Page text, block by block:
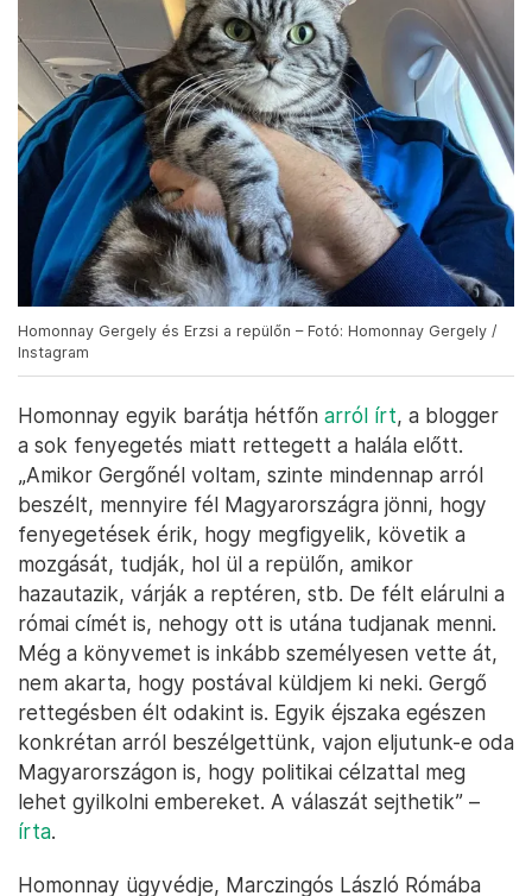
Homonnay Gergely és Erzsi a repülőn – Fotó: Homonnay Gergely /
Instagram
Homonnay egyik barátja hétfőn arról írt, a blogger
a sok fenyegetés miatt rettegett a halála előtt.
„Amikor Gergőnél voltam, szinte mindennap arról
beszélt, mennyire fél Magyarországra jönni, hogy
fenyegetések érik, hogy megfigyelik, követik a
mozgását, tudják, hol ül a repülőn, amikor
hazautazik, várják a reptéren, stb. De félt elárulni a
római címét is, nehogy ott is utána tudjanak menni.
Még a könyvemet is inkább személyesen vette át,
nem akarta, hogy postával küldjem ki neki. Gergő
rettegésben élt odakint is. Egyik éjszaka egészen
konkrétan arról beszélgettünk, vajon eljutunk-e oda
Magyarországon is, hogy politikai célzattal meg
lehet gyilkolni embereket. A válaszát sejthetik” –
írta.
Homonnay ügyvédje, Marczingós László Rómába